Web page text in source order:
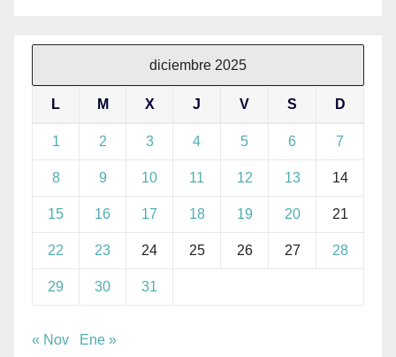
diciembre 2025
L M X J V S D
1 2 3 4 5 6 7
8 9 10 11 12 13 14
15 16 17 18 19 20 21
22 23 24 25 26 27 28
29 30 31
« Nov Ene »